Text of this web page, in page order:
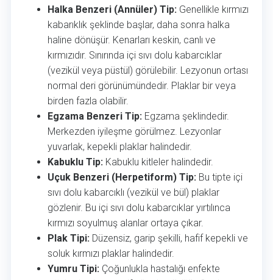
Halka Benzeri (Annüler) Tip:Genellikle kırmızı
kabarıklık şeklinde başlar, daha sonra halka
haline dönüşür. Kenarları keskin, canlı ve
kırmızıdır. Sınırında içi sıvı dolu kabarcıklar
(vezikül veya püstül) görülebilir. Lezyonun ortası
normal deri görünümündedir. Plaklar bir veya
birden fazla olabilir.
Egzama Benzeri Tip:Egzama şeklindedir.
Merkezden iyileşme görülmez. Lezyonlar
yuvarlak, kepekli plaklar halindedir.
Kabuklu Tip:Kabuklu kitleler halindedir.
Uçuk Benzeri (Herpetiform) Tip:Bu tipte içi
sıvı dolu kabarcıklı (vezikül ve bül) plaklar
gözlenir. Bu içi sıvı dolu kabarcıklar yırtılınca
kırmızı soyulmuş alanlar ortaya çıkar.
Plak Tipi:Düzensiz, garip şekilli, hafif kepekli ve
soluk kırmızı plaklar halindedir.
Yumru Tipi:Çoğunlukla hastalığı enfekte